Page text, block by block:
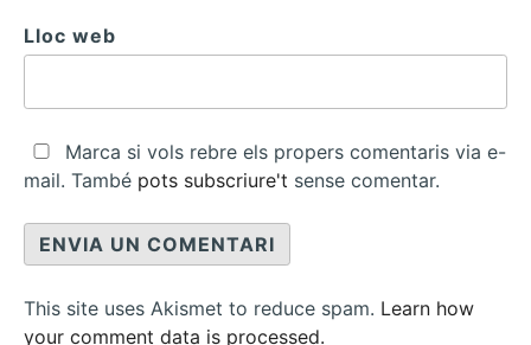
Lloc web
Marca si vols rebre els propers comentaris via e-
mail. També pots subscriure't sense comentar.
This site uses Akismet to reduce spam. Learn how
your comment data is processed.